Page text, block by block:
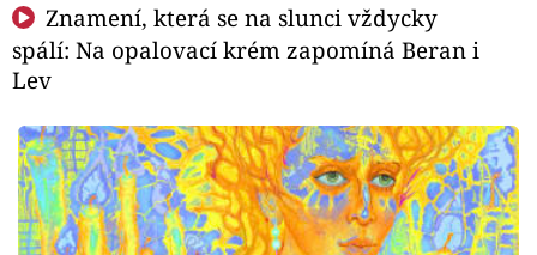
Znamení, která se na slunci vždycky
spálí: Na opalovací krém zapomíná Beran i
Lev